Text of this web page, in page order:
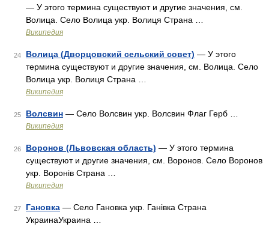
— У этого термина существуют и другие значения, см.
Волица. Село Волица укр. Волиця Страна …
Википедия
24 Волица (Дворцовский сельский совет) — У этого
термина существуют и другие значения, см. Волица. Село
Волица укр. Волиця Страна …
Википедия
25 Волсвин — Село Волсвин укр. Волсвин Флаг Герб …
Википедия
26 Воронов (Львовская область) — У этого термина
существуют и другие значения, см. Воронов. Село Воронов
укр. Воронів Страна …
Википедия
27 Гановка — Село Гановка укр. Ганівка Страна
УкраинаУкраина …